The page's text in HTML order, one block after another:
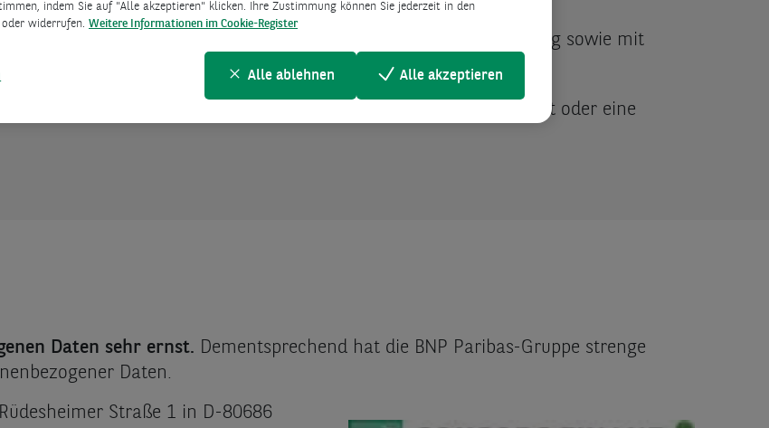
mit der Bekämpfung von Geldwäsche und Terrorismusfinanzierung sowie mit
bereitgestellt werden, wenn Sie sich für ein bestimmtes Produkt oder eine
Daten sehr ernst. Dementsprechend hat die BNP Paribas-Gruppe strenge
Daten.
Straße 1 in D-80686
indem Sie auf "Alle akzeptieren" klicken. Ihre Zustimmung können Sie jederzeit in den
widerrufen. Weitere Informationen im Cookie-Register
Alle ablehnen Alle akzeptieren